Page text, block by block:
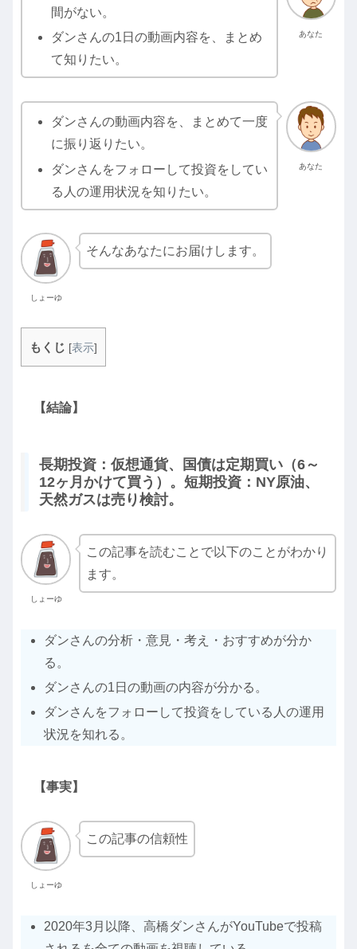
あなた
間がない。
ダンさんの1日の動画内容を、まとめ
て知りたい。
あなた
ダンさんの動画内容を、まとめて一度
に振り返りたい。
ダンさんをフォローして投資をしてい
る人の運用状況を知りたい。
しょーゆ
そんなあなたにお届けします。
もくじ [表示]
【結論】
長期投資：仮想通貨、国債は定期買い（6～
12ヶ月かけて買う）。短期投資：NY原油、
天然ガスは売り検討。
しょーゆ
この記事を読むことで以下のことがわかり
ます。
ダンさんの分析・意見・考え・おすすめが分か
る。
ダンさんの1日の動画の内容が分かる。
ダンさんをフォローして投資をしている人の運用
状況を知れる。
【事実】
しょーゆ
この記事の信頼性
2020年3月以降、高橋ダンさんがYouTubeで投稿